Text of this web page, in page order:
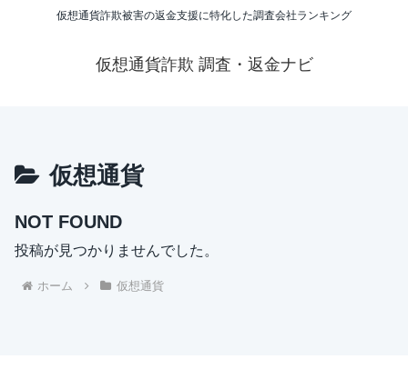
仮想通貨詐欺被害の返金支援に特化した調査会社ランキング
仮想通貨詐欺 調査・返金ナビ
仮想通貨
NOT FOUND
投稿が見つかりませんでした。
ホーム 仮想通貨